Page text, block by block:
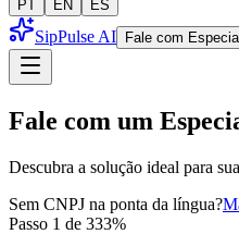
PT EN ES
SipPulse AI Fale com
Fale com um
Descubra a solução ideal para
Sem CNPJ na ponta da língua?
Passo 1 de 333%